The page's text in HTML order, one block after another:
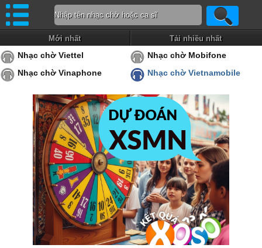
Mới nhất Tải nhiều nhất
Nhạc chờ Viettel
Nhạc chờ Mobifone
Nhạc chờ Vinaphone
Nhạc chờ Vietnamobile